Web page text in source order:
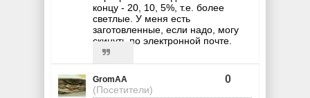
концу - 20, 10, 5%, т.е. более
светлые. У меня есть
заготовленные, если надо, могу
скинуть по электронной почте.
GromAA
(Посетители)
0